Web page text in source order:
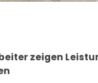
zeigen